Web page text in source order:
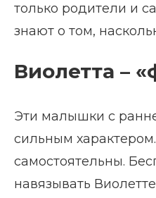
только родители и
знают о том,
Виолетта –
Эти малышки с
сильным
самостоятельны.
навязывать